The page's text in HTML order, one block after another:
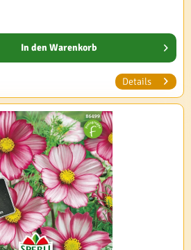
In den Warenkorb
Details